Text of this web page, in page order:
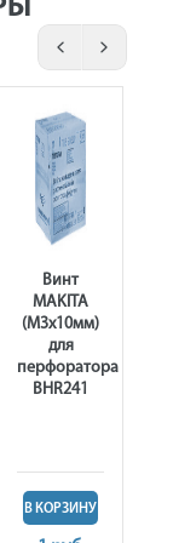
Винт
MAKITA
(М3х10мм)
для
перфоратора
BHR241
В КОРЗИНУ